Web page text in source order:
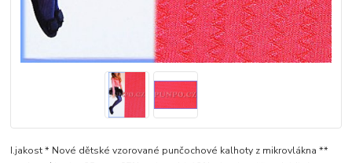
I.jakost * Nové dětské vzorované punčochové kalhoty z mikrovlákna **